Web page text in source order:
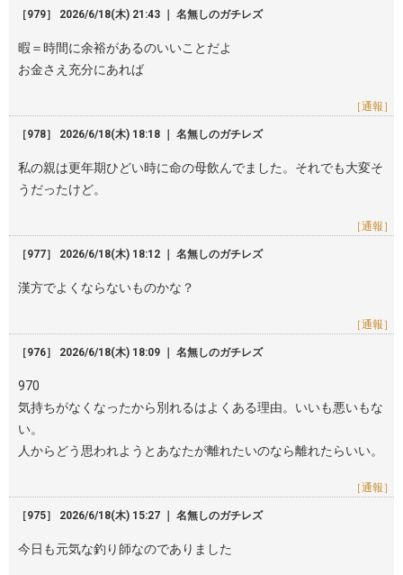
［979］ 2026/6/18(木) 21:43 ｜ 名無しのガチレズ
暇＝時間に余裕があるのいいことだよ
お金さえ充分にあれば
［通報］
［978］ 2026/6/18(木) 18:18 ｜ 名無しのガチレズ
私の親は更年期ひどい時に命の母飲んでました。それでも大変そ
うだったけど。
［通報］
［977］ 2026/6/18(木) 18:12 ｜ 名無しのガチレズ
漢方でよくならないものかな？
［通報］
［976］ 2026/6/18(木) 18:09 ｜ 名無しのガチレズ
970
気持ちがなくなったから別れるはよくある理由。いいも悪いもな
い。
人からどう思われようとあなたが離れたいのなら離れたらいい。
［通報］
［975］ 2026/6/18(木) 15:27 ｜ 名無しのガチレズ
今日も元気な釣り師なのでありました